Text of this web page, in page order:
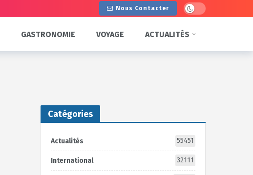
Nous Contacter Dark mode
GASTRONOMIE VOYAGE ACTUALITÉS
Catégories
Actualités 55451
International 32111